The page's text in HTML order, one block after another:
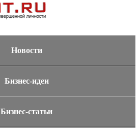
Новости
Бизнес-идеи
Бизнес-статьи